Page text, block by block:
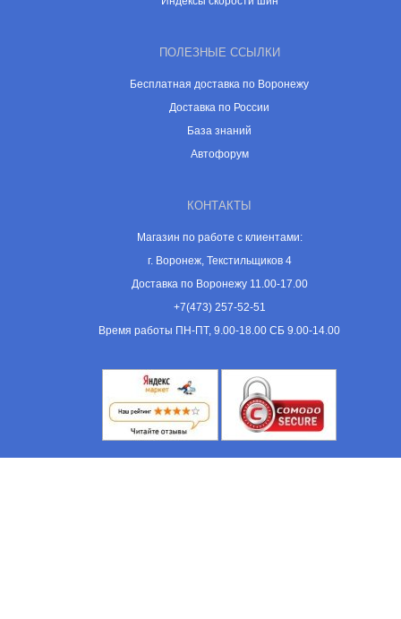
ПОЛЕЗНЫЕ ССЫЛКИ
Бесплатная доставка по Воронежу
Доставка по России
База знаний
Автофорум
КОНТАКТЫ
Магазин по работе с клиентами:
г. Воронеж, Текстильщиков 4
Доставка по Воронежу 11.00-17.00
+7(473) 257-52-51
Время работы ПН-ПТ, 9.00-18.00 СБ 9.00-14.00